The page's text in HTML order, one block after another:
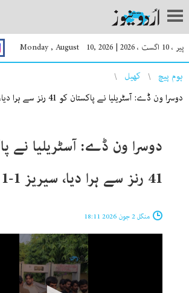
پیر ، 10 اگست ، 2026 |
Monday , August 10, 2026
You are here
ہوم پیچ
کھیل
دوسرا ون ڈے: آسٹریلیا نے پاکستان کو 41 رنز سے ہرا دیا، سیریز 1-1 سے برابر
دوسرا ون ڈے: آسٹریلیا نے
41 رنز سے ہرا دیا، سیریز 1-1 سے برابر
منگل 2 جون 2026 18:11